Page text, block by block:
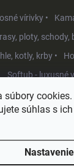
súbory
súhlas s
Nastavenie
vírivky •
ploty, schody,
kotly, krby •
Softub - luxusné